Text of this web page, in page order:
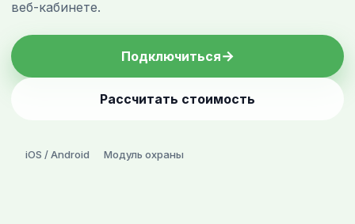
веб-кабинете.
Подключиться→
Рассчитать стоимость
iOS / Android Модуль охраны